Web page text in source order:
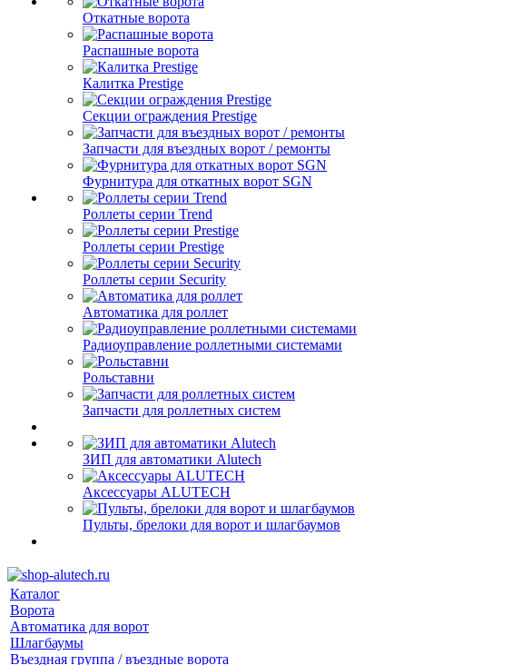
Откатные ворота
Распашные ворота
Калитка Prestige
Секции ограждения Prestige
Запчасти для въездных ворот / ремонты
Фурнитура для откатных ворот SGN
Роллеты серии Trend
Роллеты серии Prestige
Роллеты серии Security
Автоматика для роллет
Радиоуправление роллетными системами
Рольставни
Запчасти для роллетных систем
ЗИП для автоматики Alutech
Аксессуары ALUTECH
Пульты, брелоки для ворот и шлагбаумов
Каталог
Ворота
Автоматика для ворот
Шлагбаумы
Въездная группа / въездные ворота